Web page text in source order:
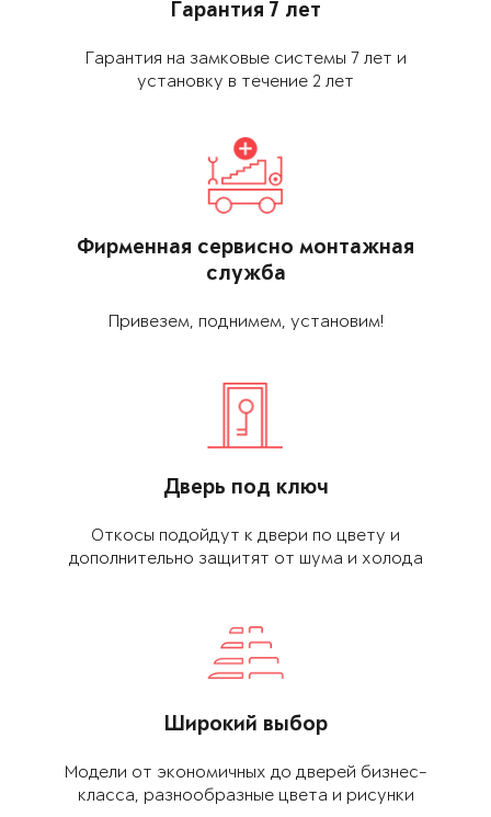
Гарантия 7 лет
Гарантия на замковые системы 7 лет и
установку в течение 2 лет
Фирменная сервис­но монтажная
служба
Привезем, поднимем, установим!
Дверь под ключ
Откосы подойдут к двери по цвету и
дополнительно защитят от шума и холода
Широкий выбор
Модели от экономич­ных до дверей биз­нес-
класса, разнообраз­ные цвета и рисунки